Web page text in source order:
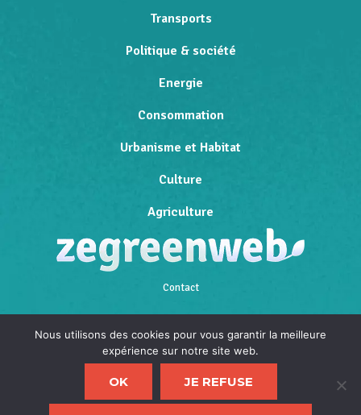
Transports
Politique & société
Energie
Consommation
Urbanisme et Habitat
Culture
Agriculture
Contact
Mentions légales
Politique de confidentialité
Nous utilisons des cookies pour vous garantir la meilleure
expérience sur notre site web.
OK JE REFUSE